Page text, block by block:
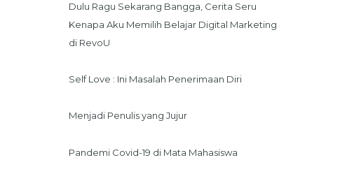
Dulu Ragu Sekarang Bangga, Cerita Seru
Kenapa Aku Memilih Belajar Digital Marketing
di RevoU
Self Love : Ini Masalah Penerimaan Diri
Menjadi Penulis yang Jujur
Pandemi Covid-19 di Mata Mahasiswa